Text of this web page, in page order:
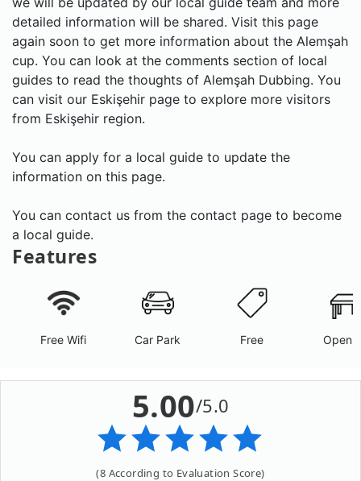
detailed information will be shared. Visit this page
again soon to get more information about the Alemşah
cup. You can look at the comments section of local
guides to read the thoughts of Alemşah Dubbing. You
can visit our Eskişehir page to explore more visitors
from Eskişehir region.
You can apply for a local guide to update the
information on this page.
You can contact us from the contact page to become
a local guide.
Features
Free Wifi Car Park Free Open
5.00/5.0
(8 According to Evaluation Score)